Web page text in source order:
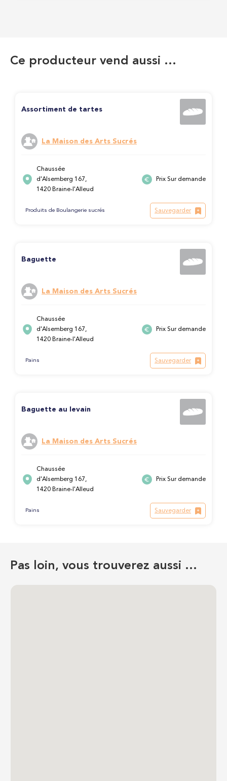
Ce producteur vend aussi …
Assortiment de tartes
La Maison des Arts Sucrés
Chaussée
d'Alsemberg 167,
1420 Braine-l'Alleud
Prix Sur demande
Produits de Boulangerie sucrés Sauvegarder
Baguette
La Maison des Arts Sucrés
Chaussée
d'Alsemberg 167,
1420 Braine-l'Alleud
Prix Sur demande
Pains Sauvegarder
Baguette au levain
La Maison des Arts Sucrés
Chaussée
d'Alsemberg 167,
1420 Braine-l'Alleud
Prix Sur demande
Pains Sauvegarder
Pas loin, vous trouverez aussi …